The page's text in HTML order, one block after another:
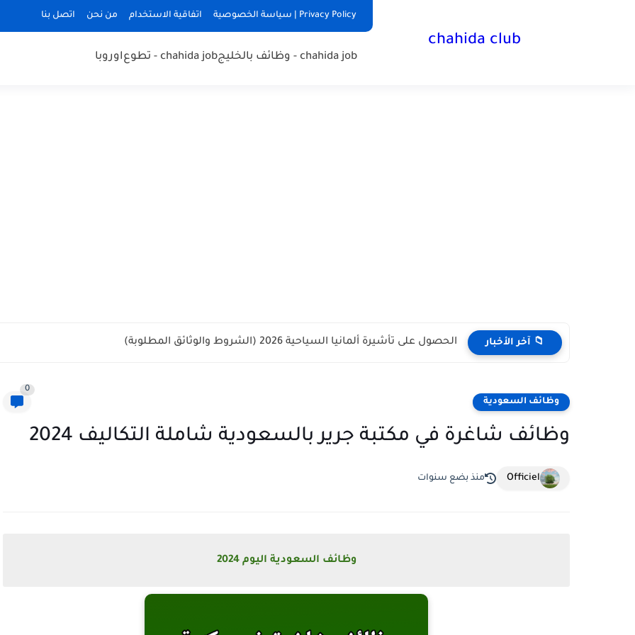
Privacy Policy | سياسة الخصوصية اتفاقية الاستخدام من نحن اتصل بنا
chahida club
chahida job - وظائف بالخليج chahida job - تطوع اوروبا
📁 آخر الأخبار الحصول على تأشيرة ألمانيا السياحية 2026 (الشروط والوثائق المطلوبة)
وظائف السعودية
0
وظائف شاغرة في مكتبة جرير بالسعودية شاملة التكاليف 2024
Officiel منذ بضع سنوات
وظائف السعودية اليوم 2024